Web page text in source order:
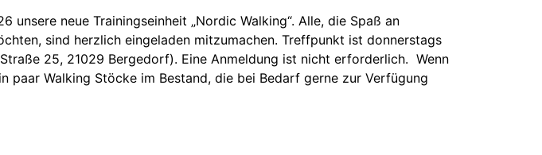
neue Trainingseinheit „Nordic Walking“. Alle, die Spaß an
sind herzlich eingeladen mitzumachen. Treffpunkt ist donnerstags
25, 21029 Bergedorf). Eine Anmeldung ist nicht erforderlich. Wenn
paar Walking Stöcke im Bestand, die bei Bedarf gerne zur Verfügung